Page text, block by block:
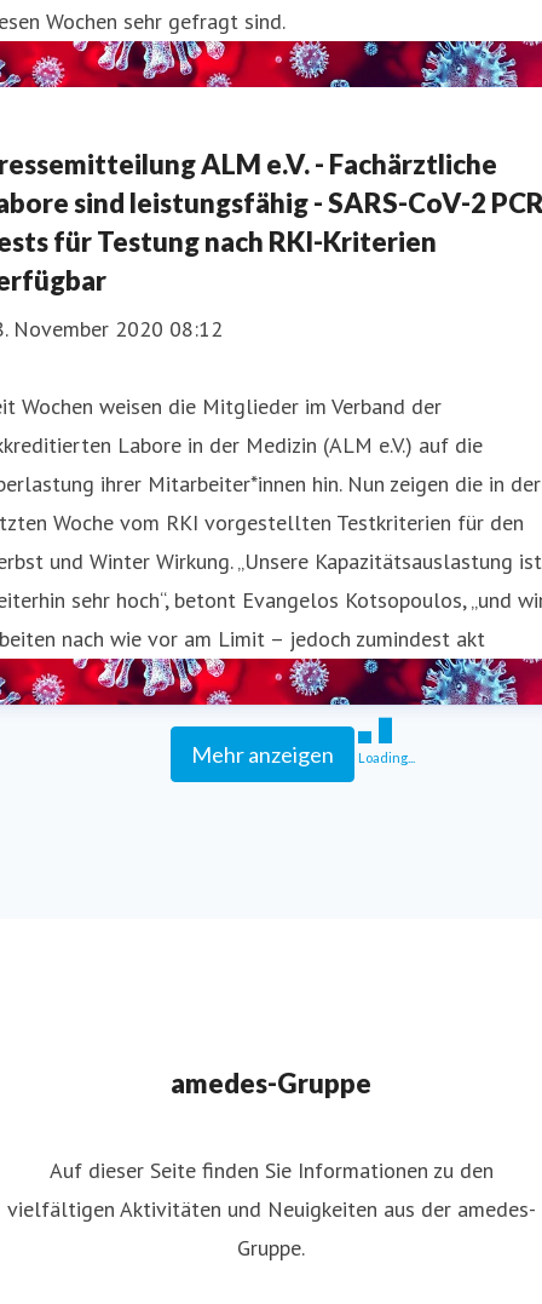
Wochen sehr gefragt sind.
ALM e.V. - Fachärztliche
sind leistungsfähig - SARS-CoV-2
für Testung nach RKI-Kriterien
November 2020 08:12
Wochen weisen die Mitglieder im Verband der
Labore in der Medizin (ALM e.V.) auf die
ihrer Mitarbeiter*innen hin. Nun zeigen die in der
Woche vom RKI vorgestellten Testkriterien für den
und Winter Wirkung. „Unsere Kapazitätsauslastung ist
sehr hoch“, betont Evangelos Kotsopoulos, „und
nach wie vor am Limit – jedoch zumindest akt
Mehr anzeigen Loading...
amedes-Gruppe
Auf dieser Seite finden Sie Informationen zu den
vielfältigen Aktivitäten und Neuigkeiten aus der amedes-
Gruppe.